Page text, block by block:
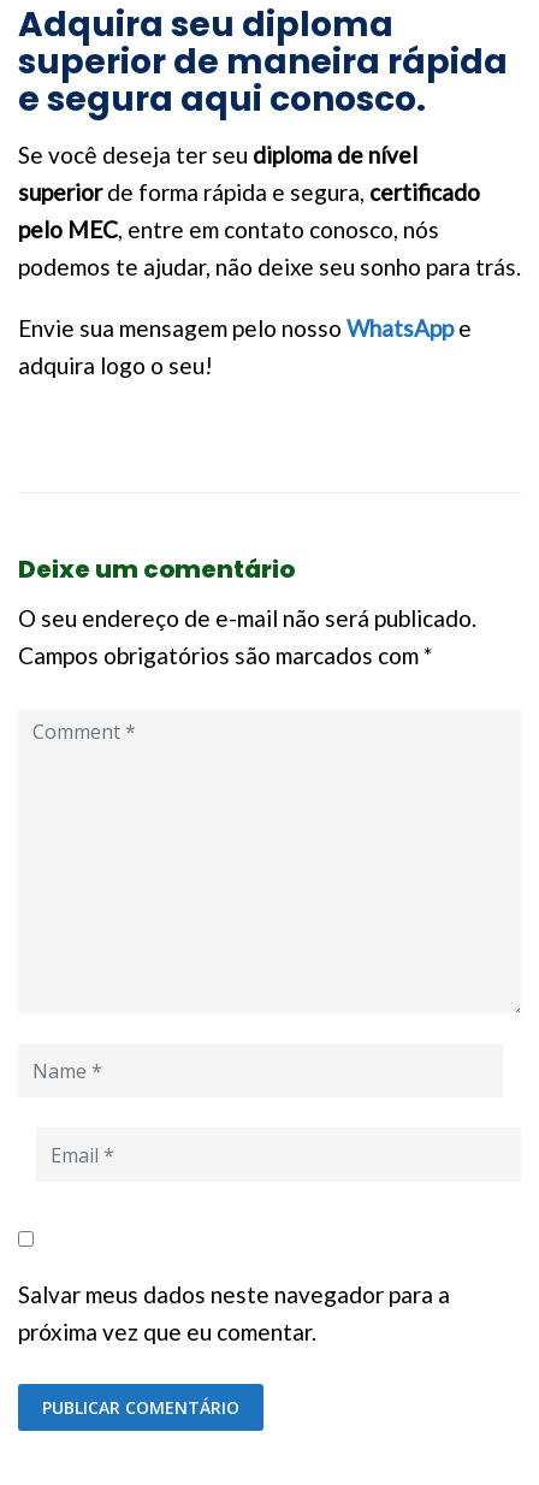
Adquira seu diploma
superior de maneira rápida
e segura aqui conosco.
Se você deseja ter seu diploma de nível
superiorde forma rápida e segura, certificado
pelo MEC, entre em contato conosco, nós
podemos te ajudar, não deixe seu sonho para trás.
Envie sua mensagem pelo nosso WhatsAppe
adquira logo o seu!
Deixe um comentário
O seu endereço de e-mail não será publicado.
Campos obrigatórios são marcados com*
Salvar meus dados neste navegador para a
próxima vez que eu comentar.